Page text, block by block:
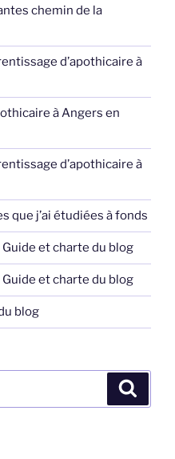
chemin de la
d’apothicaire à
à Angers en
d’apothicaire à
que j’ai étudiées à fonds
Guide et charte du blog
Guide et charte du blog
blog